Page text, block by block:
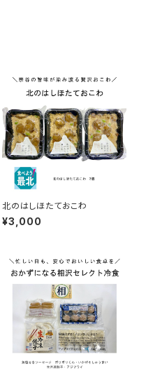
北のはしほたておこわ
¥3,000